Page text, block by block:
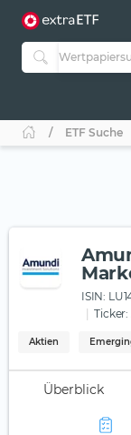
ETF Suche
ISIN:
Ticker:
Aktien
Überblick